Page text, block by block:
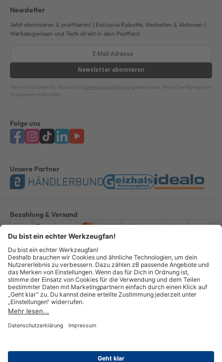
Newsletter
Jetzt abonnieren & profitieren! | Exklusive Rabatte, Neuheiten & Aktionen |
Werkzeugwissen und Tests direkt in dein Postfach
Newsletter abonnieren
Hiermit bestätige ich, dass ich die Datenschutzerklärung gelesen habe. Meine Einwilligung kann
ich jederzeit widerrufen.
Folge uns
Unsere Partner
Bezahlung & Versand
ImpressumAGBDatenschutzWiderruf Vertrag widerrufen
Alle Preise verstehen sich inkl. ges. MwSt. *Kostenloser Versand innerhalb
Deutschlands, bei Bestellungen ab 100,00 Euro.
© Copyright 2026 GOTOOLS GmbH - Alle Rechte vorbehalten. powered by
createyourtemplate